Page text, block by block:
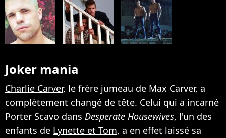
Joker mania
Charlie Carver, le frère jumeau de Max Carver, a
complètement changé de tête. Celui qui a incarné
Porter Scavo dans Desperate Housewives, l'un des
enfants de Lynette et Tom, a en effet laissé sa